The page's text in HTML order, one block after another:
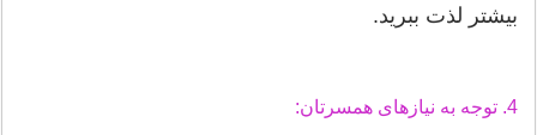
بیشتر لذت ببرید.
4. توجه به نیازهای همسرتان: